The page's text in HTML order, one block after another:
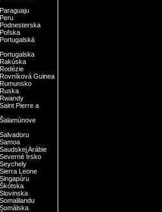
Guinea
Pierre a
Arábie
Írsko
Leone